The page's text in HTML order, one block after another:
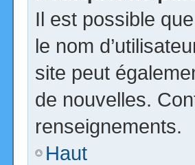
Il est possible
le nom
site peut
de nouvelles.
renseignements.
Haut